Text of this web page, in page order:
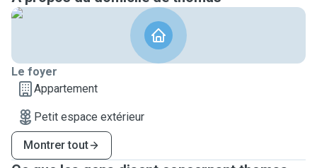
Le foyer
Appartement
Petit espace extérieur
Montrer tout